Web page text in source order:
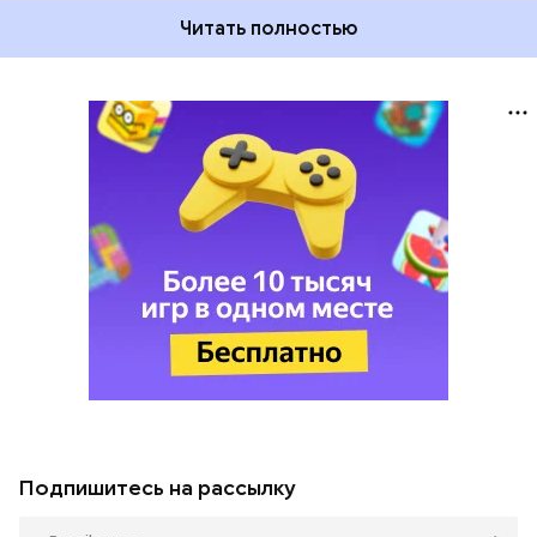
Читать полностью
Подпишитесь на рассылку